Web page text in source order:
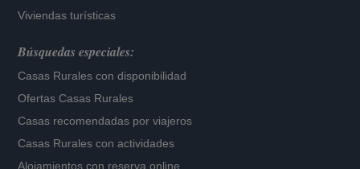
Viviendas turísticas
Búsquedas especiales:
Casas Rurales con disponibilidad
Ofertas Casas Rurales
Casas recomendadas por viajeros
Casas Rurales con actividades
Alojamientos con reserva online